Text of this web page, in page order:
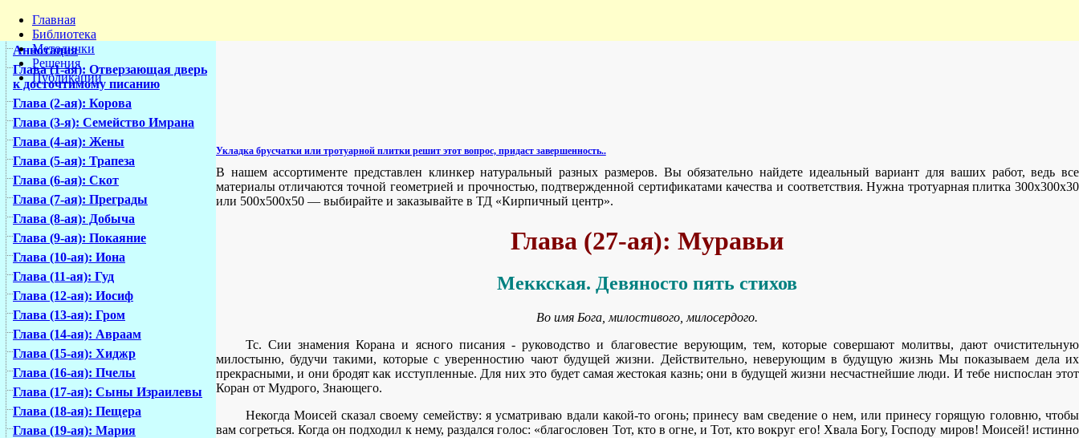
Главная
Библиотека
Методички
Решения
Публикации
Аннотация
Глава (1-ая): Отверзающая дверь
к досточтимому писанию
Глава (2-ая): Корова
Глава (3-я): Семейство Имрана
Глава (4-ая): Жены
Глава (5-ая): Трапеза
Глава (6-ая): Скот
Глава (7-ая): Преграды
Глава (8-ая): Добыча
Глава (9-ая): Покаяние
Глава (10-ая): Иона
Глава (11-ая): Гуд
Глава (12-ая): Иосиф
Глава (13-ая): Гром
Глава (14-ая): Авраам
Глава (15-ая): Хиджр
Глава (16-ая): Пчелы
Глава (17-ая): Сыны Израилевы
Глава (18-ая): Пещера
Глава (19-ая): Мария
Укладка брусчатки или тротуарной плитки решит этот вопрос, придаст завершенность..
В нашем ассортименте представлен клинкер натуральный разных размеров. Вы обязательно найдете идеальный вариант для ваших работ, ведь все
материалы отличаются точной геометрией и прочностью, подтвержденной сертификатами качества и соответствия. Нужна тротуарная плитка 300х300х30
или 500х500х50 — выбирайте и заказывайте в ТД «Кирпичный центр».
Глава (27-ая): Муравьи
Меккская. Девяносто пять стихов
Во имя Бога, милостивого, милосердого.
Тс. Сии знамения Корана и ясного писания - руководство и благовестие верующим, тем, которые совершают молитвы, дают очистительную
милостыню, будучи такими, которые с уверенностию чают будущей жизни. Действительно, неверующим в будущую жизнь Мы показываем дела их
прекрасными, и они бродят как исступленные. Для них это будет самая жестокая казнь; они в будущей жизни несчастнейшие люди. И тебе ниспослан этот
Коран от Мудрого, Знающего.
Некогда Моисей сказал своему семейству: я усматриваю вдали какой-то огонь; принесу вам сведение о нем, или принесу горящую головню, чтобы
вам согреться. Когда он подходил к нему, раздался голос: «благословен Тот, кто в огне, и Тот, кто вокруг его! Хвала Богу, Господу миров! Моисей! истинно